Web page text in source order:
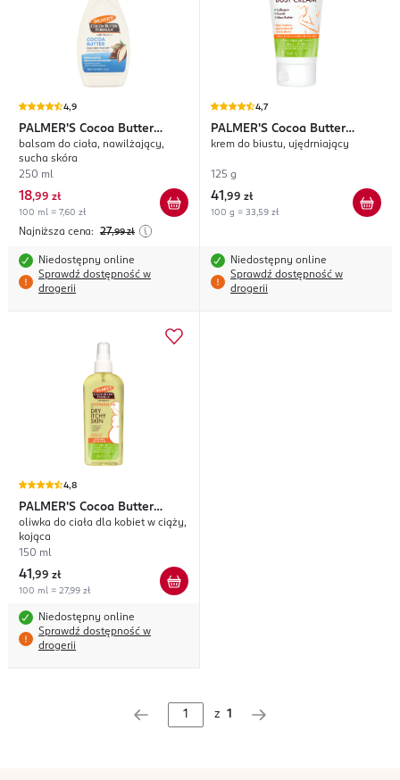
4,9
PALMER'S Cocoa Butter
Formula
balsam do ciała, nawilżający,
sucha skóra
250 ml
18,99 zł
100 ml = 7,60 zł
Najniższa cena: 27,99 zł
Niedostępny online
Sprawdź dostępność w
drogerii
4,7
PALMER'S Cocoa Butter
Formula
krem do biustu, ujędrniający
125 g
41 ,99 zł
100 g = 33,59 zł
Niedostępny online
Sprawdź dostępność w
drogerii
4,8
PALMER'S Cocoa Butter
Formula
oliwka do ciała dla kobiet w ciąży,
kojąca
150 ml
41 ,99 zł
100 ml = 27,99 zł
Niedostępny online
Sprawdź dostępność w
drogerii
z 1